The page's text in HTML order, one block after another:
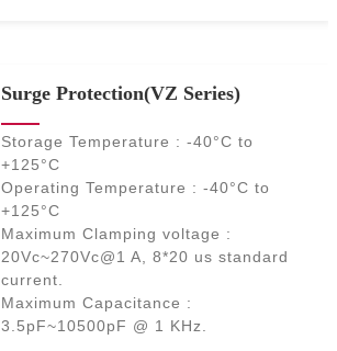
Surge Protection(VZ Series)
Storage Temperature : -40°C to
+125°C
Operating Temperature : -40°C to
+125°C
Maximum Clamping voltage :
20Vc~270Vc@1 A, 8*20 us standard
current.
Maximum Capacitance :
3.5pF~10500pF @ 1 KHz.